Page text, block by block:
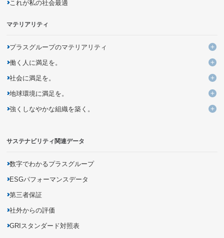
これが私の社会最適
マテリアリティ
プラスグループのマテリアリティ
プ
KPIと進捗
働く人に満足を。
働
よりよい働き方・いごこちのよい環境づくりの追求・提案
多様性を活かす組織への変革
未来につながる人材の育成
社会に満足を。
社
ユニークなデザイン・発想による価値ある商品とサービスの創出
バリューチェーンの変革による新しいビジネスモデルの創造
商品の品質向上・安全性確保
商品に関する情報開示
地域社会とのパートナーシップの促進
地球環境に満足を。
地
企業活動を通じた気候変動問題への取り組み
有害化学物質の把握・削減
生物多様性の保全
強くしなやかな組織を築く。
強
災害に強いインフラの構築
サステナビリティ関連データ
数字でわかるプラスグループ
ESGパフォーマンスデータ
第三者保証
社外からの評価
GRIスタンダード対照表